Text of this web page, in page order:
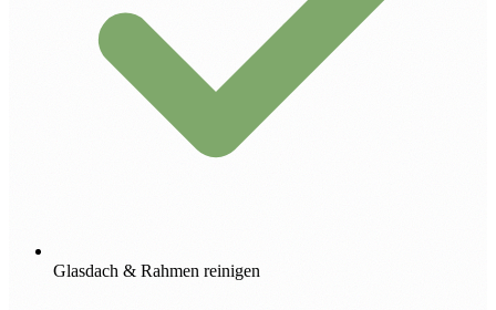
Glasdach & Rahmen reinigen